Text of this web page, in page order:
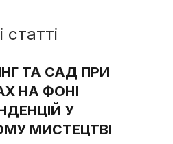
статті
ТА САД ПРИ
НА ФОНІ
У
МИСТЕЦТВІ